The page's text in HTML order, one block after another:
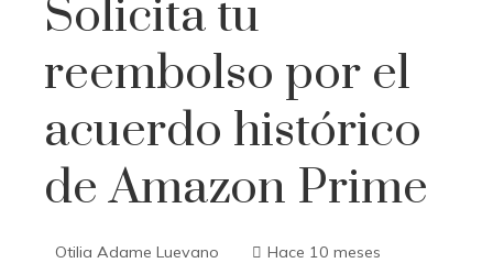
Solicita tu
reembolso por el
acuerdo histórico
de Amazon Prime
Otilia Adame Luevano Hace 10 meses